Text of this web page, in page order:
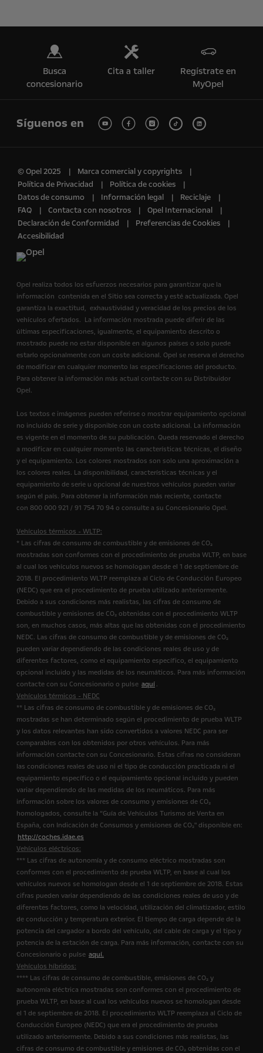
Busca
concesionario
Cita a taller
Regístrate en
MyOpel
Síguenos en
© Opel 2025
Marca comercial y copyrights
Política de Privacidad
Política de cookies
Datos de consumo
Información legal
Reciclaje
FAQ
Contacta con nosotros
Opel Internacional
Declaración de Conformidad
Preferencias de Cookies
Accesibilidad
Opel realiza todos los esfuerzos necesarios para garantizar que la
información contenida en el Sitio sea correcta y esté actualizada. Opel
garantiza la exactitud, exhaustividad y veracidad de los precios de los
vehículos ofertados. La información mostrada puede diferir de las
últimas especificaciones, igualmente, el equipamiento descrito o
mostrado puede no estar disponible en algunos países o solo puede
estarlo opcionalmente con un coste adicional. Opel se reserva el derecho
de modificar en cualquier momento las especificaciones del producto.
Para obtener la información más actual contacte con su Distribuidor
Opel.
Los textos e imágenes pueden referirse o mostrar equipamiento opcional
no incluido de serie y disponible con un coste adicional. La información
es vigente en el momento de su publicación. Queda reservado el derecho
a modificar en cualquier momento las características técnicas, el diseño
y el equipamiento. Los colores mostrados son solo una aproximación a
los colores reales. La disponibilidad, características técnicas y el
equipamiento de serie u opcional de nuestros vehículos pueden variar
según el país. Para obtener la información más reciente, contacte
con 800 000 921 / 91 754 70 94 o consulte a su Concesionario Opel.
Vehículos térmicos - WLTP:
* Las cifras de consumo de combustible y de emisiones de CO₂
mostradas son conformes con el procedimiento de prueba WLTP, en base
al cual los vehículos nuevos se homologan desde el 1 de septiembre de
2018. El procedimiento WLTP reemplaza al Ciclo de Conducción Europeo
(NEDC) que era el procedimiento de prueba utilizado anteriormente.
Debido a sus condiciones más realistas, las cifras de consumo de
combustible y emisiones de CO₂ obtenidas con el procedimiento WLTP
son, en muchos casos, más altas que las obtenidas con el procedimiento
NEDC. Las cifras de consumo de combustible y de emisiones de CO₂
pueden variar dependiendo de las condiciones reales de uso y de
diferentes factores, como el equipamiento específico, el equipamiento
opcional incluido y las medidas de los neumáticos. Para más información
contacte con su Concesionario o pulse aquí .
Vehículos térmicos - NEDC
** Las cifras de consumo de combustible y de emisiones de CO₂
mostradas se han determinado según el procedimiento de prueba WLTP
y los datos relevantes han sido convertidos a valores NEDC para ser
comparables con los obtenidos por otros vehículos. Para más
información contacte con su Concesionario. Estas cifras no consideran
las condiciones reales de uso ni el tipo de conducción practicada ni el
equipamiento específico o el equipamiento opcional incluido y pueden
variar dependiendo de las medidas de los neumáticos. Para más
información sobre los valores de consumo y emisiones de CO₂
homologados, consulte la “Guía de Vehículos Turismo de Venta en
España, con Indicación de Consumos y emisiones de CO₂" disponible en:
http://coches.idae.es
Vehículos eléctricos:
*** Las cifras de autonomía y de consumo eléctrico mostradas son
conformes con el procedimiento de prueba WLTP, en base al cual los
vehículos nuevos se homologan desde el 1 de septiembre de 2018. Estas
cifras pueden variar dependiendo de las condiciones reales de uso y de
diferentes factores, como la velocidad, utilización del climatizador, estilo
de conducción y temperatura exterior. El tiempo de carga depende de la
potencia del cargador a bordo del vehículo, del cable de carga y el tipo y
potencia de la estación de carga. Para más información, contacte con su
Concesionario o pulse aquí.
Vehículos híbridos:
**** Las cifras de consumo de combustible, emisiones de CO₂ y
autonomía eléctrica mostradas son conformes con el procedimiento de
prueba WLTP, en base al cual los vehículos nuevos se homologan desde
el 1 de septiembre de 2018. El procedimiento WLTP reemplaza al Ciclo de
Conducción Europeo (NEDC) que era el procedimiento de prueba
utilizado anteriormente. Debido a sus condiciones más realistas, las
cifras de consumo de combustible y emisiones de CO₂ obtenidas con el